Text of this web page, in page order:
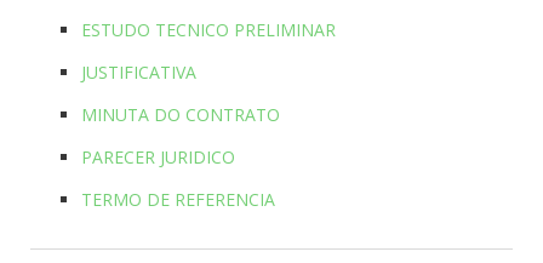
ESTUDO TECNICO PRELIMINAR
JUSTIFICATIVA
MINUTA DO CONTRATO
PARECER JURIDICO
TERMO DE REFERENCIA